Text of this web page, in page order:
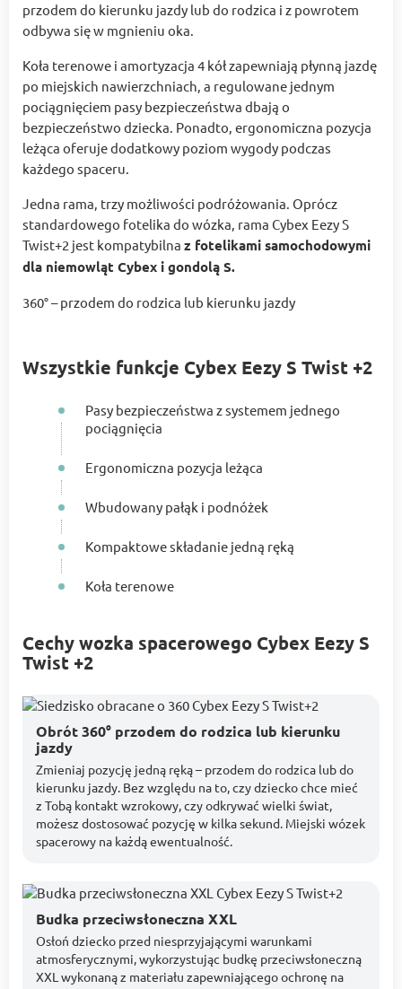
przodem do kierunku jazdy lub do rodzica i z powrotem
odbywa się w mgnieniu oka.
Koła terenowe i amortyzacja 4 kół zapewniają płynną jazdę
po miejskich nawierzchniach, a regulowane jednym
pociągnięciem pasy bezpieczeństwa dbają o
bezpieczeństwo dziecka. Ponadto, ergonomiczna pozycja
leżąca oferuje dodatkowy poziom wygody podczas
każdego spaceru.
Jedna rama, trzy możliwości podróżowania. Oprócz
standardowego fotelika do wózka, rama Cybex Eezy S
Twist+2 jest kompatybilna z fotelikami samochodowymi
dla niemowląt Cybex i gondolą S.
360° – przodem do rodzica lub kierunku jazdy
Wszystkie funkcje Cybex Eezy S Twist +2
Pasy bezpieczeństwa z systemem jednego
pociągnięcia
Ergonomiczna pozycja leżąca
Wbudowany pałąk i podnóżek
Kompaktowe składanie jedną ręką
Koła terenowe
Cechy wozka spacerowego Cybex Eezy S
Twist +2
Obrót 360° przodem do rodzica lub kierunku
jazdy
Zmieniaj pozycję jedną ręką – przodem do rodzica lub do
kierunku jazdy. Bez względu na to, czy dziecko chce mieć
z Tobą kontakt wzrokowy, czy odkrywać wielki świat,
możesz dostosować pozycję w kilka sekund. Miejski wózek
spacerowy na każdą ewentualność.
Budka przeciwsłoneczna XXL
Osłoń dziecko przed niesprzyjającymi warunkami
atmosferycznymi, wykorzystując budkę przeciwsłoneczną
XXL wykonaną z materiału zapewniającego ochronę na